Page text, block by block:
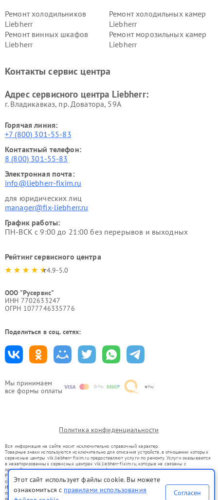
Мы принимаем
все формы оплаты
Ремонт холодильников
Liebherr
Ремонт холодильных камер
Liebherr
Ремонт винных шкафов
Liebherr
Ремонт морозильных камер
Liebherr
Контакты сервис центра
Адрес сервисного центра Liebherr:
г. Владикавказ, пр. Доватора, 59А
Горячая линия:
+7 (800) 301-55-83
Контактный телефон:
8 (800) 301-55-83
Электронная почта:
info@liebherr-fixim.ru
для юридических лиц
manager@fix-liebherr.ru
График работы:
ПН-ВСК с 9:00 до 21:00 без перерывов и выходных
Рейтинг сервисного центра
4.9-5.0
ООО "Русервис"
ИНН 7702633247
ОГРН 1077746335776
Поделиться в соц. сетях:
Политика конфиденциальности
Вся информация на сайте носит исключительно справочный характер.
Товарные знаки используются исключительно для описания устройств, в отношении которых
сервисные центры vlk.liebherr-fixim.ru предоставляют услуги по ремонту. Услуги оказываются
в неавторизованных сервисных центрах vlk.liebherr-fixim.ru, которые не связаны с
правообладателями товарных знаков или их официальными представителями.
Ремонт осуществляется для устройств, уже введенных в гражданский оборот в соответствии
со статьей 1487 ГК РФ.
Использование товарных знаков не преследует цели индивидуализации услуг или введения
потребителей в заблуждение, а служит для информирования о предоставляемых услугах по
Этот сайт использует файлы cookie. Вы можете
ознакомиться с правилами использования
Согласен